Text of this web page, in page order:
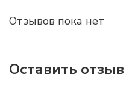
Отзывов пока нет
Оставить отзыв